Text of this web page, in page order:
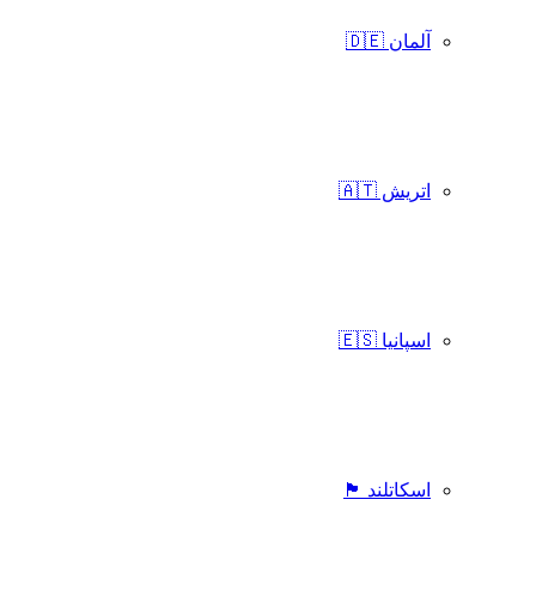
آلمان 🇩🇪
اتریش 🇦🇹
اسپانیا 🇪🇸
اسکاتلند 🏴󠁧󠁢󠁳󠁣󠁴󠁿